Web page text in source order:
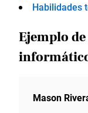
Habilidades
Ejemplo
Mason